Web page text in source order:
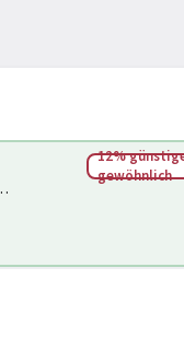
12%
gewöhnlich